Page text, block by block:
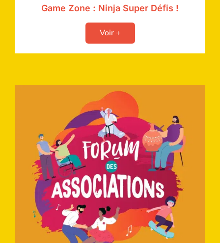
Game Zone : Ninja Super Défis !
Voir +